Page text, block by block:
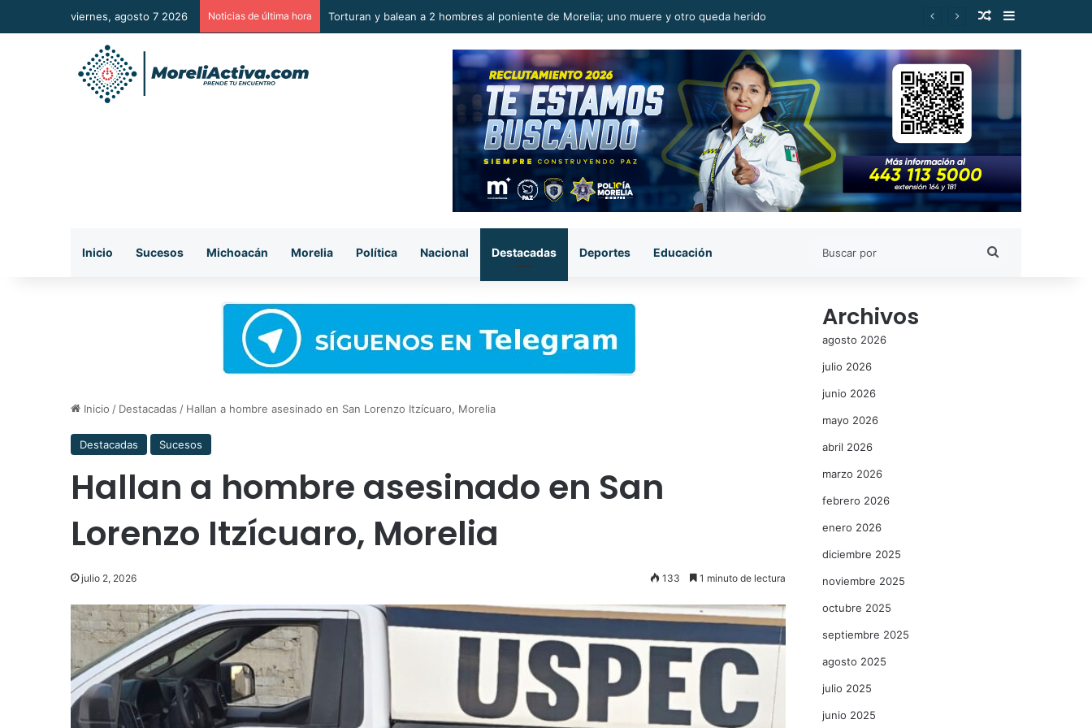
viernes, agosto 7 2026 Noticias de última hora Presunto ladrón muere al caer de azotea en la colonia Eduardo Ruiz, Morelia Publicación al
Barra lateral
Inicio Sucesos Michoacán Morelia Política Nacional Destacadas Deportes Educación
Inicio / Destacadas / Hallan a hombre asesinado en San Lorenzo Itzícuaro, Morelia
Destacadas Sucesos
Hallan a hombre asesinado en San
Lorenzo Itzícuaro, Morelia
julio 2, 2026 133 1 minuto de lectura
Archivos
agosto 2026
julio 2026
junio 2026
mayo 2026
abril 2026
marzo 2026
febrero 2026
enero 2026
diciembre 2025
noviembre 2025
octubre 2025
septiembre 2025
agosto 2025
julio 2025
junio 2025